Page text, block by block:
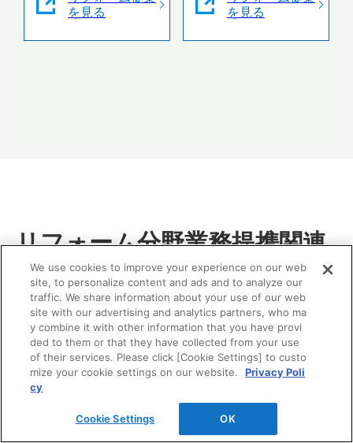
を見る
を見る
リフォーム分野業務提携関連
TOTO、DAIKEN、YKK APの3社はお客様の暮らしの価
値向上を目指して、リモデル分野で2002年から業務提携
しています。
We use cookies to improve your experience on our web
site, to personalize content and ads and to analyze our
traffic. We share information about your use of our web
site with our advertising and analytics partners, who ma
y combine it with other information that you have provi
ded to them or that they have collected from your use
of their services. Please click [Cookie Settings] to custo
mize your cookie settings on our website.
Privacy Poli
cy
Cookie Settings OK